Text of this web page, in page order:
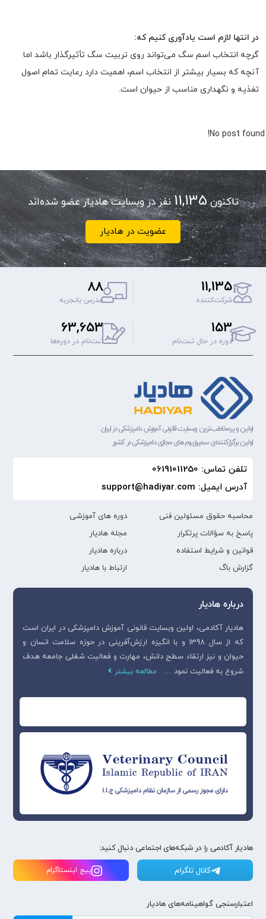
در انتها لازم است یادآوری کنیم که:
گرچه انتخاب اسم سگ می‌تواند روی تربیت سگ تأثیرگذار باشد اما
آنچه که بسیار بیشتر از انتخاب اسم، اهمیت دارد رعایت تمام اصول
تغذیه و نگهداری مناسب از حیوان است.
No post found!
تاکنون11,135نفر در وبسایت هادیار عضو شده‌اند
عضویت در هادیار
11,135
شرکت‌کننده
88
مدرس باتجربه
153
دوره‌ در حال ثبت‌نام
63,653
ثبت‌نام‌ در دوره‌ها
دوره های آموزشی
مجله هادیار
درباره هادیار
ارتباط با هادیار
محاسبه حقوق مسئولین فنی
پاسخ به سؤالات پرتکرار
قوانین و شرایط استفاده
گزارش باگ
اولین و پرمخاطب‌ترین وبسایت قانونی آموزش دامپزشکی در ایران
اولین برگزارکننده‌ی سمپوزیوم های مجازی دامپزشکی در کشور
تلفن تماس: 06191011250
آدرس ایمیل: support@hadiyar.com
درباره هادیار
هادیار آکادمی، اولین وبسایت قانونی آموزش دامپزشکی در ایران است
که از سال 1398 و با انگیزه ارزش‌آفرینی در حوزه سلامت انسان و
حیوان و نیز ارتقاء سطح دانش، مهارت و فعالیت شغلی جامعه هدف
شروع به فعالیت نمود …
مطالعه بیشتر
هادیار آکادمی را در شبکه‌های اجتماعی دنبال کنید:
کانال تلگرام پیج اینستاگرام
اعتبارسنجی گواهینامه‌های هادیار